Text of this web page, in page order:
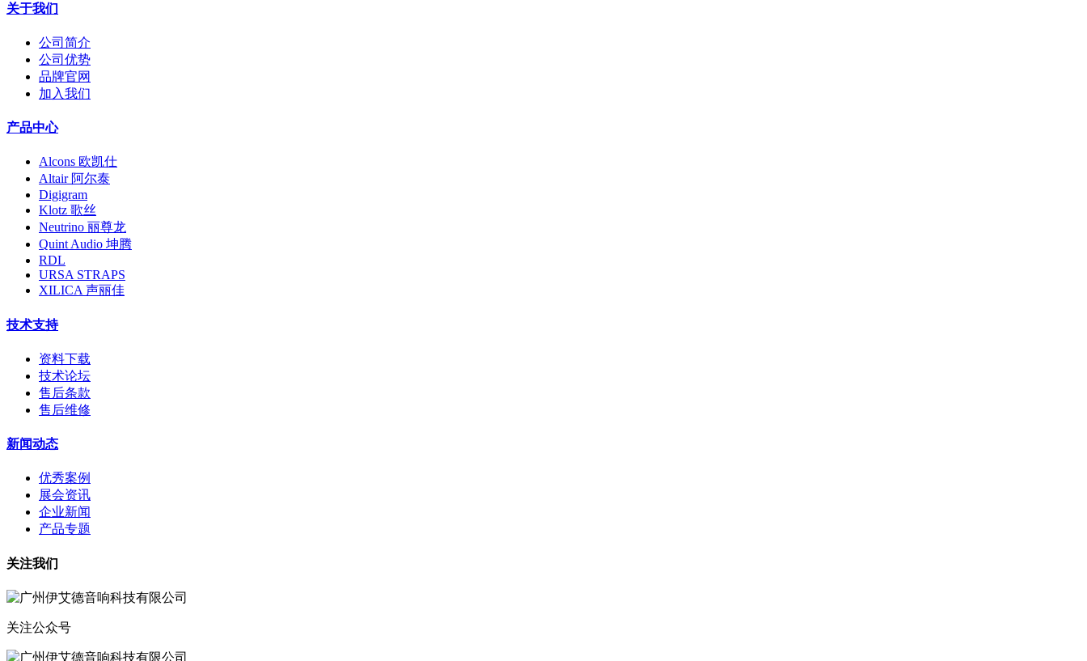
关于我们
公司简介
公司优势
品牌官网
加入我们
产品中心
Alcons 欧凯仕
Altair 阿尔泰
Digigram
Klotz 歌丝
Neutrino 丽尊龙
Quint Audio 坤腾
RDL
URSA STRAPS
XILICA 声丽佳
技术支持
资料下载
技术论坛
售后条款
售后维修
新闻动态
优秀案例
展会资讯
企业新闻
产品专题
关注我们
关注公众号